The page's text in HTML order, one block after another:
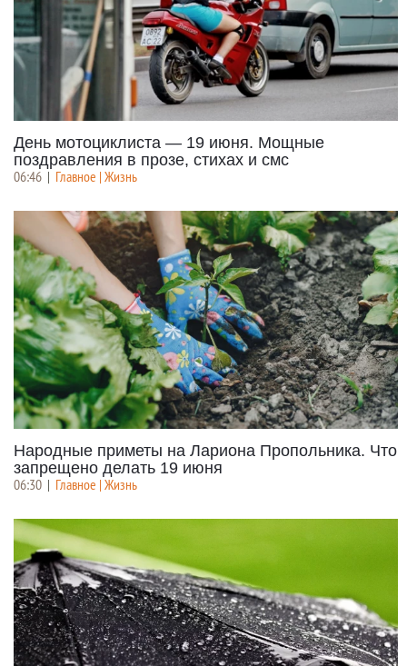
День мотоциклиста — 19 июня. Мощные
поздравления в прозе, стихах и смс
06:46 | Главное | Жизнь
Народные приметы на Лариона Пропольника. Что
запрещено делать 19 июня
06:30 | Главное | Жизнь